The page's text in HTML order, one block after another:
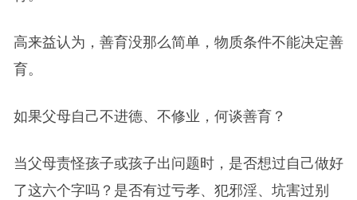
高来益认为，善育没那么简单，物质条件不能决定善
育。
如果父母自己不进德、不修业，何谈善育？
当父母责怪孩子或孩子出问题时，是否想过自己做好
了这六个字吗？是否有过亏孝、犯邪淫、坑害过别